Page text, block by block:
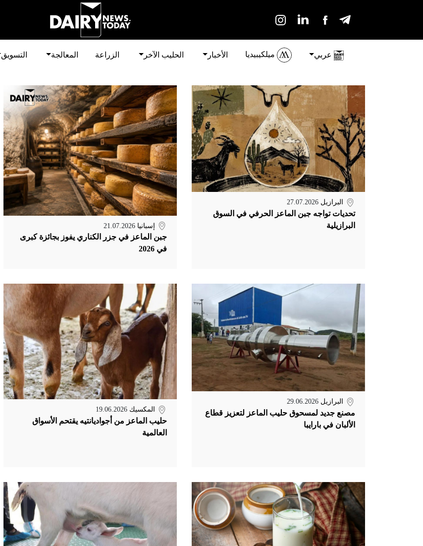
عربي ميلكيبيديا الأخبار الحليب الآخر الزراعة المعالجة التسويق
البرازيل 27.07.2026
تحديات تواجه جبن الماعز الحرفي في السوق
البرازيلية
إسبانيا 21.07.2026
جبن الماعز في جزر الكناري يفوز بجائزة كبرى
في 2026
البرازيل 29.06.2026
مصنع جديد لمسحوق حليب الماعز لتعزيز قطاع
الألبان في بارايبا
المكسيك 19.06.2026
حليب الماعز من أجواديانتيه يقتحم الأسواق
العالمية